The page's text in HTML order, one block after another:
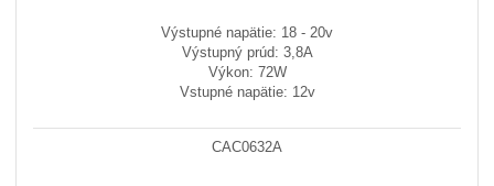
Výstupné napätie: 18 - 20v
Výstupný prúd: 3,8A
Výkon: 72W
Vstupné napätie: 12v
CAC0632A